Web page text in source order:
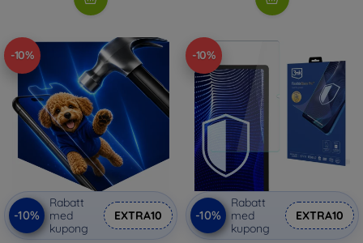
-10%
-10%
Rabatt
med
kupong
EXTRA10
-10%
-10%
Rabatt
med
kupong
EXTRA10